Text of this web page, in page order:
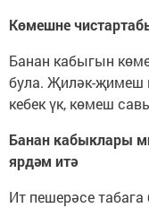
Көмешне
Банан кабыгын
була. Җиләк-җимеш
кебек үк, көмеш
Банан кабыклары
ярдәм итә
Ит пешерәсе